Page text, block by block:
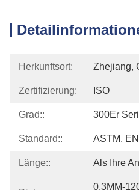
Herkunftsort: Zhejiang,
Zertifizierung: ISO
Grad:: 300Er
Standard:: ASTM,
Länge:: Als Ihre
0.3MM-